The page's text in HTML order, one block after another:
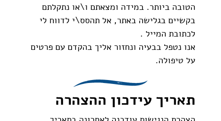
הטובה ביותר. במידה ומצאתם ו\או נתקלתם
בקשיים בגלישה באתר, אל תהסס\י לדווח לי
לכתובת המייל .
אנו נטפל בבעיה ונחזור אליך בהקדם עם פרטים
על טיפולה.
תאריך עידכון ההצהרה